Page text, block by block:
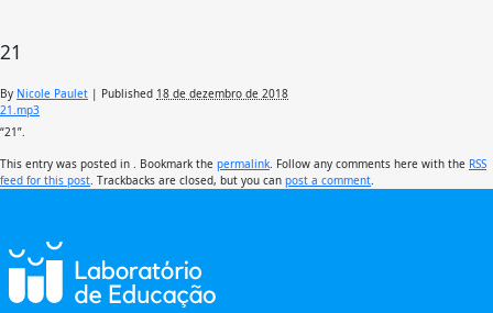
21
By Nicole Paulet | Published 18 de dezembro de 2018
21.mp3
“21”.
This entry was posted in . Bookmark the permalink . Follow any comments here with the RSS
feed for this post . Trackbacks are closed, but you can post a comment